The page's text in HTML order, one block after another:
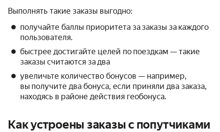
Выполнять такие заказы выгодно:
получайте баллы приоритета за заказы за каждого
пользователя.
быстрее достигайте целей по поездкам — такие
заказы считаются за два
увеличьте количество бонусов — например,
вы получите два бонуса, если приняли два заказа,
находясь в районе действия геобонуса.
Как устроены заказы с попутчиками